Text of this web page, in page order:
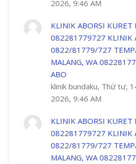
2026, 9:46 AM
KLINIK ABORSI KURET
082281779727 KLINIK
0822/81779/727
MALANG, WA
ABO
klinik bundaku, Thứ tư,
2026, 9:46 AM
KLINIK ABORSI KURET
082281779727 KLINIK
0822/81779/727
MALANG, WA